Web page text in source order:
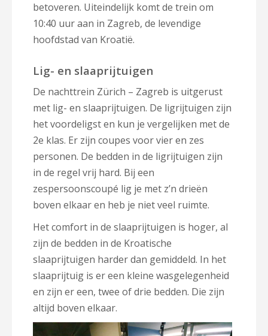
betoveren. Uiteindelijk komt de trein om
10:40 uur aan in Zagreb, de levendige
hoofdstad van Kroatië.
Lig- en slaaprijtuigen
De nachttrein Zürich – Zagreb is uitgerust
met lig- en slaaprijtuigen. De ligrijtuigen zijn
het voordeligst en kun je vergelijken met de
2e klas. Er zijn coupes voor vier en zes
personen. De bedden in de ligrijtuigen zijn
in de regel vrij hard. Bij een
zespersoonscoupé lig je met z’n drieën
boven elkaar en heb je niet veel ruimte.
Het comfort in de slaaprijtuigen is hoger, al
zijn de bedden in de Kroatische
slaaprijtuigen harder dan gemiddeld. In het
slaaprijtuig is er een kleine wasgelegenheid
en zijn er een, twee of drie bedden. Die zijn
altijd boven elkaar.